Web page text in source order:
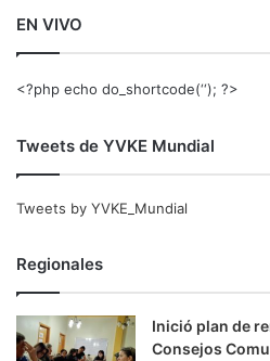
EN VIVO
<?php echo do_shortcode(‘‘); ?>
Tweets de YVKE Mundial
Tweets by YVKE_Mundial
Regionales
Inició plan de
Consejos